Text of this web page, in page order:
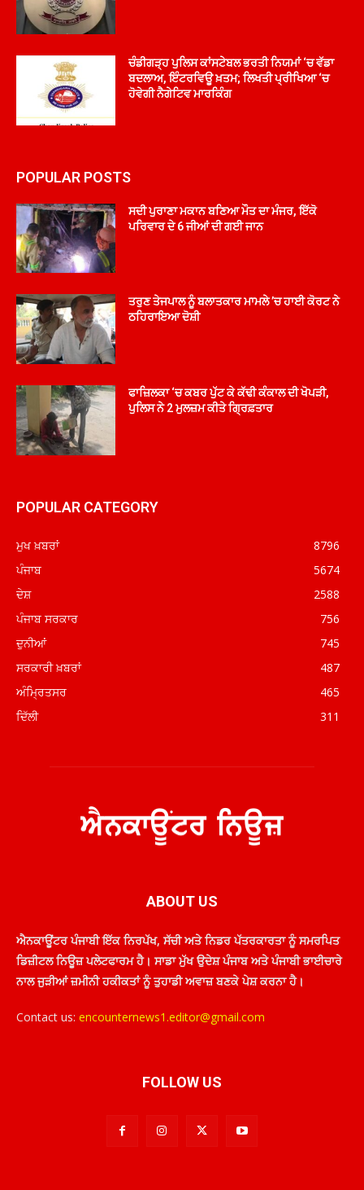
ਚੰਡੀਗੜ੍ਹ ਪੁਲਿਸ ਕਾਂਸਟੇਬਲ ਭਰਤੀ ਨਿਯਮਾਂ ‘ਚ ਵੱਡਾ
ਬਦਲਾਅ, ਇੰਟਰਵਿਊ ਖ਼ਤਮ; ਲਿਖਤੀ ਪ੍ਰੀਖਿਆ ‘ਚ
ਹੋਵੇਗੀ ਨੈਗੇਟਿਵ ਮਾਰਕਿੰਗ
POPULAR POSTS
ਸਦੀ ਪੁਰਾਣਾ ਮਕਾਨ ਬਣਿਆ ਮੌਤ ਦਾ ਮੰਜਰ, ਇੱਕੋ
ਪਰਿਵਾਰ ਦੇ 6 ਜੀਆਂ ਦੀ ਗਈ ਜਾਨ
ਤਰੁਣ ਤੇਜਪਾਲ ਨੂੰ ਬਲਾਤਕਾਰ ਮਾਮਲੇ ’ਚ ਹਾਈ ਕੋਰਟ ਨੇ
ਠਹਿਰਾਇਆ ਦੋਸ਼ੀ
ਫਾਜ਼ਿਲਕਾ ‘ਚ ਕਬਰ ਪੁੱਟ ਕੇ ਕੱਢੀ ਕੰਕਾਲ ਦੀ ਖੋਪੜੀ,
ਪੁਲਿਸ ਨੇ 2 ਮੁਲਜ਼ਮ ਕੀਤੇ ਗ੍ਰਿਫ਼ਤਾਰ
POPULAR CATEGORY
ਮੁਖ ਖ਼ਬਰਾਂ
8796
ਪੰਜਾਬ
5674
ਦੇਸ਼
2588
ਪੰਜਾਬ ਸਰਕਾਰ
756
ਦੁਨੀਆਂ
745
ਸਰਕਾਰੀ ਖ਼ਬਰਾਂ
487
ਅੰਮ੍ਰਿਤਸਰ
465
ਦਿੱਲੀ
311
ABOUT US
ਐਨਕਾਊਂਟਰ ਪੰਜਾਬੀ ਇੱਕ ਨਿਰਪੱਖ, ਸੱਚੀ ਅਤੇ ਨਿਡਰ ਪੱਤਰਕਾਰਤਾ ਨੂੰ ਸਮਰਪਿਤ
ਡਿਜ਼ੀਟਲ ਨਿਊਜ਼ ਪਲੇਟਫਾਰਮ ਹੈ। ਸਾਡਾ ਮੁੱਖ ਉਦੇਸ਼ ਪੰਜਾਬ ਅਤੇ ਪੰਜਾਬੀ ਭਾਈਚਾਰੇ
ਨਾਲ ਜੁੜੀਆਂ ਜ਼ਮੀਨੀ ਹਕੀਕਤਾਂ ਨੂੰ ਤੁਹਾਡੀ ਅਵਾਜ਼ ਬਣਕੇ ਪੇਸ਼ ਕਰਨਾ ਹੈ।
Contact us: encounternews1.editor@gmail.com
FOLLOW US